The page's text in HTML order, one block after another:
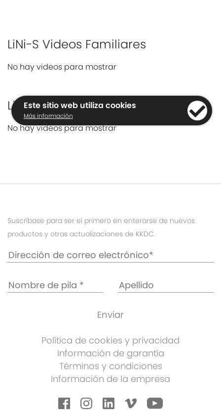
LiNi-S Videos Familiares
No hay videos para mostrar
LiNi-S R007 Videos
No hay videos para mostrar
Suscríbase para ser el primero en enterarse de nuevos
productos y otras actualizaciones de KKDC.
Política de cookies y privacidad
Información de garantía
Términos y condiciones
Información de la empresa
Este sitio web utiliza cookies
Más información